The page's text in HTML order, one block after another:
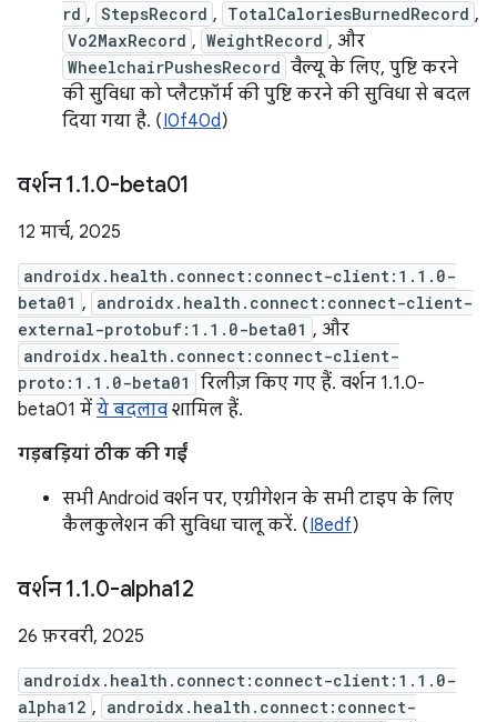
rd , StepsRecord , TotalCaloriesBurnedRecord ,
Vo2MaxRecord , WeightRecord , और
WheelchairPushesRecord वैल्यू के लिए, पुष्टि करने
की सुविधा को प्लैटफ़ॉर्म की पुष्टि करने की सुविधा से बदल
दिया गया है. (I0f40d)
वर्शन 1.1.0-beta01
12 मार्च, 2025
androidx.health.connect:connect-client:1.1.0-
beta01 , androidx.health.connect:connect-client-
external-protobuf:1.1.0-beta01 , और
androidx.health.connect:connect-client-
proto:1.1.0-beta01
रिलीज़ किए गए हैं. वर्शन 1.1.0-
beta01 में ये बदलाव शामिल हैं.
गड़बड़ियां ठीक की गईं
सभी Android वर्शन पर, एग्रीगेशन के सभी टाइप के लिए
कैलकुलेशन की सुविधा चालू करें. (I8edf)
वर्शन 1.1.0-alpha12
26 फ़रवरी, 2025
androidx.health.connect:connect-client:1.1.0-
alpha12 , androidx.health.connect:connect-